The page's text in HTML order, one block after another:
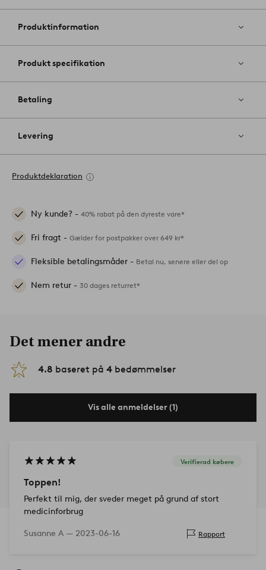
til
Produktinformation
Produkt specifikation
Betaling
Levering
Produktdeklaration
Ny kunde? - 40% rabat på den dyreste vare*
Fri fragt - Gælder for postpakker over 649 kr*
Fleksible betalingsmåder - Betal nu, senere eller del op
Nem retur - 30 dages returret*
Det mener andre
4.8 baseret på 4 bedømmelser
Vis alle anmeldelser (1)
Verifierad købere
Toppen!
Perfekt til mig, der sveder meget på grund af stort
medicinforbrug
Susanne A — 2023-06-16 Rapport